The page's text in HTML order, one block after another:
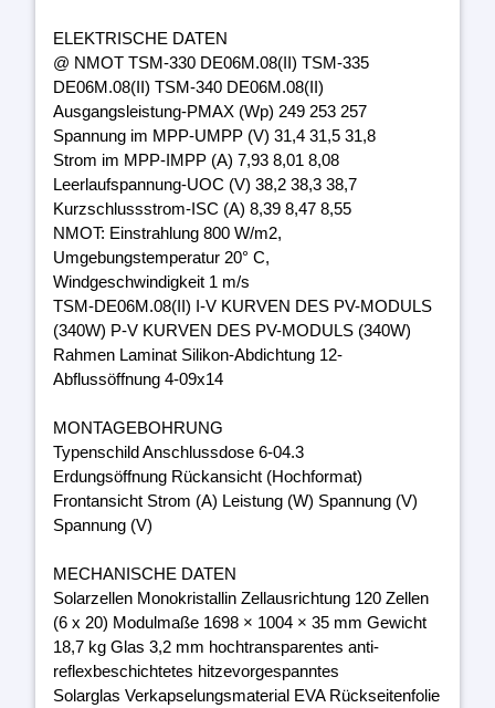
ELEKTRISCHE DATEN
@ NMOT TSM-330 DE06M.08(II) TSM-335
DE06M.08(II) TSM-340 DE06M.08(II)
Ausgangsleistung-PMAX (Wp) 249 253 257
Spannung im MPP-UMPP (V) 31,4 31,5 31,8
Strom im MPP-IMPP (A) 7,93 8,01 8,08
Leerlaufspannung-UOC (V) 38,2 38,3 38,7
Kurzschlussstrom-ISC (A) 8,39 8,47 8,55
NMOT: Einstrahlung 800 W/m2,
Umgebungstemperatur 20° C,
Windgeschwindigkeit 1 m/s
TSM-DE06M.08(II) I-V KURVEN DES PV-MODULS
(340W) P-V KURVEN DES PV-MODULS (340W)
Rahmen Laminat Silikon-Abdichtung 12-
Abflussöffnung 4-09x14
MONTAGEBOHRUNG
Typenschild Anschlussdose 6-04.3
Erdungsöffnung Rückansicht (Hochformat)
Frontansicht Strom (A) Leistung (W) Spannung (V)
Spannung (V)
MECHANISCHE DATEN
Solarzellen Monokristallin Zellausrichtung 120 Zellen
(6 x 20) Modulmaße 1698 × 1004 × 35 mm Gewicht
18,7 kg Glas 3,2 mm hochtransparentes anti-
reflexbeschichtetes hitzevorgespanntes
Solarglas Verkapselungsmaterial EVA Rückseitenfolie